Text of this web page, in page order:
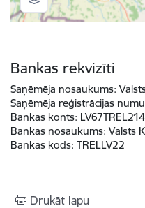
Bankas rekvizīti
Saņēmēja nosaukums:
Saņēmēja reģistrācijas
Bankas konts:
Bankas nosaukums: Valsts
Bankas kods: TRELLV22
Drukāt lapu